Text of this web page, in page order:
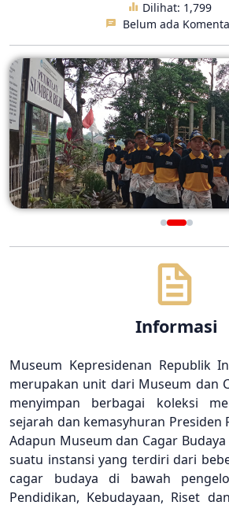
Dilihat: 1,799
Belum ada
Informasi
Museum Kepresidenan Republik
merupakan unit dari Museum dan
menyimpan berbagai koleksi
sejarah dan kemasyhuran Presiden
Adapun Museum dan Cagar
suatu instansi yang terdiri dari
cagar budaya di bawah
Pendidikan, Kebudayaan, Riset